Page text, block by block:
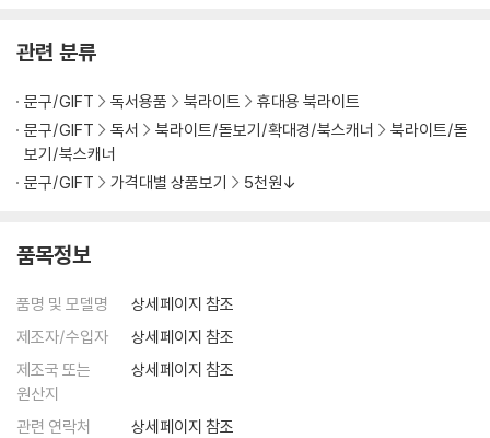
관련 분류
문구/GIFT 독서용품 북라이트
휴대용 북라이트
문구/GIFT
독서 북라이트/돋보기/확대경/북스캐너
북라이트/돋
보기/북스캐너
문구/GIFT
가격대별 상품보기 5천원↓
품목정보
품명 및 모델명
상세페이지 참조
제조자/수입자
상세페이지 참조
제조국 또는
원산지
상세페이지 참조
관련 연락처
상세페이지 참조